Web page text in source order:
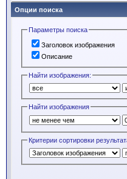
Опции поиска
Параметры поиска
Заголовок изображения
Описание
Найти изображения:
Найти изображения
Критерии сортировки